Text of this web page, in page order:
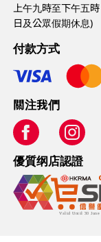
上午九時至下午五時
日及公眾假期休息)
付款方式
關注我們
優質纲店認證